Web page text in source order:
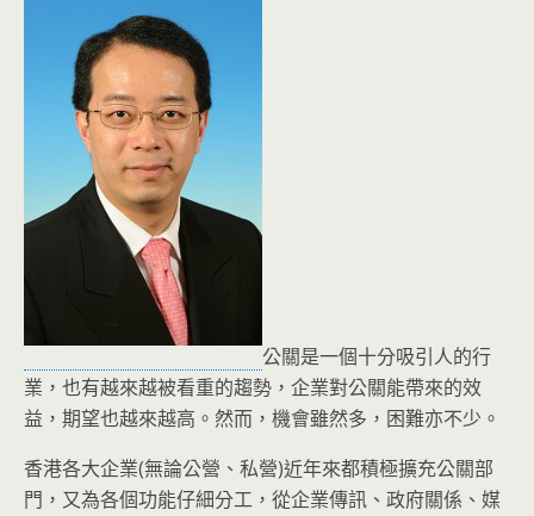
公關是一個十分吸引人的行
業，也有越來越被看重的趨勢，企業對公關能帶來的效
益，期望也越來越高。然而，機會雖然多，困難亦不少。
香港各大企業(無論公營、私營)近年來都積極擴充公關部
門，又為各個功能仔細分工，從企業傳訊、政府關係、媒